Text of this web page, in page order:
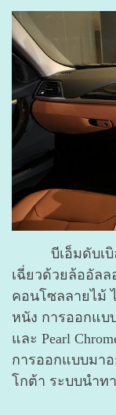
บีเอ็มดับเบิลยู
เฉี่ยวด้วยล้ออัลล
คอนโซลลายไม้
หนัง การออกแบ
และ Pearl
การออกแบบมา
โกต้า ระบบนำท